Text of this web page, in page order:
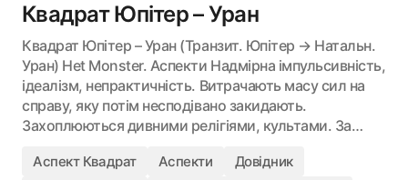
Квадрат Юпітер – Уран
Квадрат Юпітер – Уран (Транзит. Юпітер → Натальн.
Уран) Het Monster. Аспекти Надмірна імпульсивність,
ідеалізм, непрактичність. Витрачають масу сил на
справу, яку потім несподівано закидають.
Захоплюються дивними релігіями, культами. За…
Аспект Квадрат Аспекти
Довідник